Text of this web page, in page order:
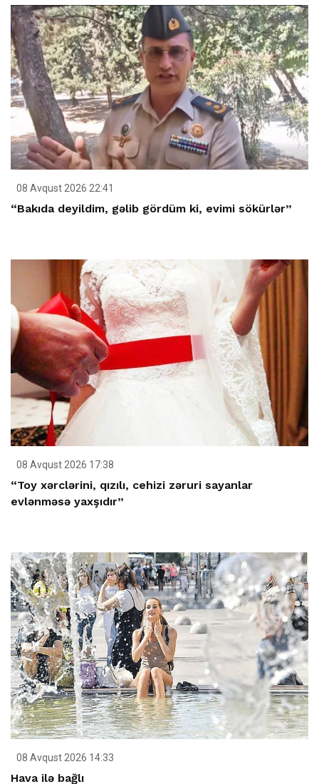
08 Avqust 2026 22:41
“Bakıda deyildim, gəlib gördüm ki, evimi sökürlər”
08 Avqust 2026 17:38
“Toy xərclərini, qızılı, cehizi zəruri sayanlar
evlənməsə yaxşıdır”
08 Avqust 2026 14:33
Hava ilə bağlı